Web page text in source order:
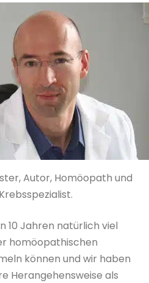
Autor, Homöopath und
Krebsspezialist.
10 Jahren natürlich viel
homöopathischen
können und wir haben
Herangehensweise als